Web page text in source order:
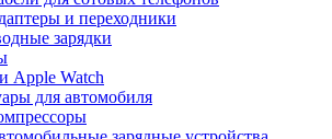
и переходники
зарядки
Apple Watch
для автомобиля